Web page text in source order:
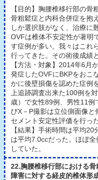
【目的】胸腰椎移行部の
骨粗鬆症と内科合併症を抱
しか選択肢がなく、治療に
OVFは椎体不安定性が著明
す症例が多い。我々はこれ
行ってきた。その術後成績
【方法・対象】2014年6月
発症したOVFにBKPをおこ
かに後壁損傷を認めた症例
上追跡調査出来た100例を
歳）で女性89例、男性11例
びX－P撮影は立位側面像
セメント安定性評価を行った
【結果】手術時間は平均
は平均7.0ccだった。ほぼ
していた。
22.胸腰椎移行部における
障害に対する経皮的椎体形